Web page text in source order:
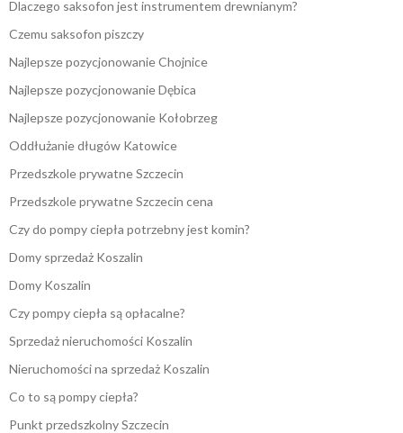
Dlaczego saksofon jest instrumentem drewnianym?
Czemu saksofon piszczy
Najlepsze pozycjonowanie Chojnice
Najlepsze pozycjonowanie Dębica
Najlepsze pozycjonowanie Kołobrzeg
Oddłużanie długów Katowice
Przedszkole prywatne Szczecin
Przedszkole prywatne Szczecin cena
Czy do pompy ciepła potrzebny jest komin?
Domy sprzedaż Koszalin
Domy Koszalin
Czy pompy ciepła są opłacalne?
Sprzedaż nieruchomości Koszalin
Nieruchomości na sprzedaż Koszalin
Co to są pompy ciepła?
Punkt przedszkolny Szczecin